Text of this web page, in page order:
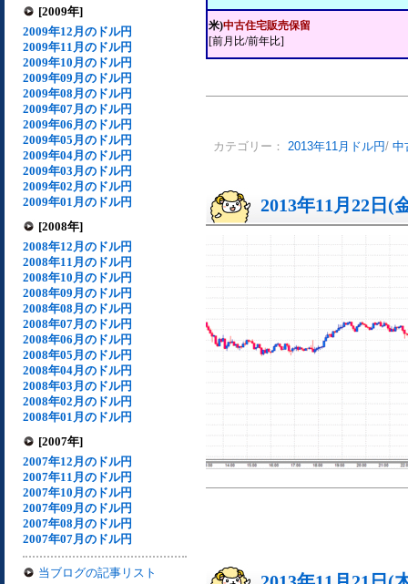
[2009年]
2009年12月のドル円
2009年11月のドル円
2009年10月のドル円
2009年09月のドル円
2009年08月のドル円
2009年07月のドル円
2009年06月のドル円
2009年05月のドル円
2009年04月のドル円
2009年03月のドル円
2009年02月のドル円
2009年01月のドル円
[2008年]
2008年12月のドル円
2008年11月のドル円
2008年10月のドル円
2008年09月のドル円
2008年08月のドル円
2008年07月のドル円
2008年06月のドル円
2008年05月のドル円
2008年04月のドル円
2008年03月のドル円
2008年02月のドル円
2008年01月のドル円
[2007年]
2007年12月のドル円
2007年11月のドル円
2007年10月のドル円
2007年09月のドル円
2007年08月のドル円
2007年07月のドル円
当ブログの記事リスト
米)中古住宅販売保留
[前月比/前年比]
カテゴリー： 2013年11月ドル円/ 中
2013年11月22日(